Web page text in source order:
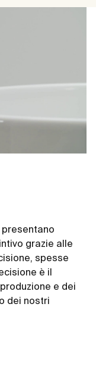
presentano
grazie alle
spesse
è il
e dei
dei nostri